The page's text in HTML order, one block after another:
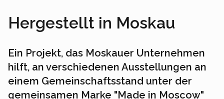
Hergestellt in Moskau
Ein Projekt, das Moskauer Unternehmen
hilft, an verschiedenen Ausstellungen an
einem Gemeinschaftsstand unter der
gemeinsamen Marke "Made in Moscow"